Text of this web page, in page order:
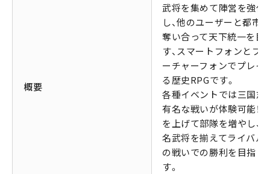
概要
武将を集めて陣営を強化
し、他のユーザーと都市
奪い合って天下統一を目
す、スマートフォンとフ
ーチャーフォンでプレイ
る歴史RPGです。
各種イベントでは三国志
有名な戦いが体験可能！LV
を上げて部隊を増やし、
名武将を揃えてライバル
の戦いでの勝利を目指し
す。